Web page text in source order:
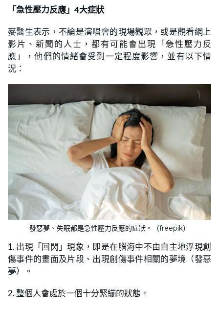
「急性壓力反應」4大症狀
麥醫生表示，不論是演唱會的現場觀眾，或是觀看網上
影片、新聞的人士，都有可能會出現「急性壓力反
應」，他們的情緒會受到一定程度影響，並有以下情
況：
發惡夢、失眠都是急性壓力反應的症狀。（freepik）
1. 出現「回閃」現象，即是在腦海中不由自主地浮現創
傷事件的畫面及片段、出現創傷事件相關的夢境（發惡
夢）。
2. 整個人會處於一個十分緊繃的狀態。